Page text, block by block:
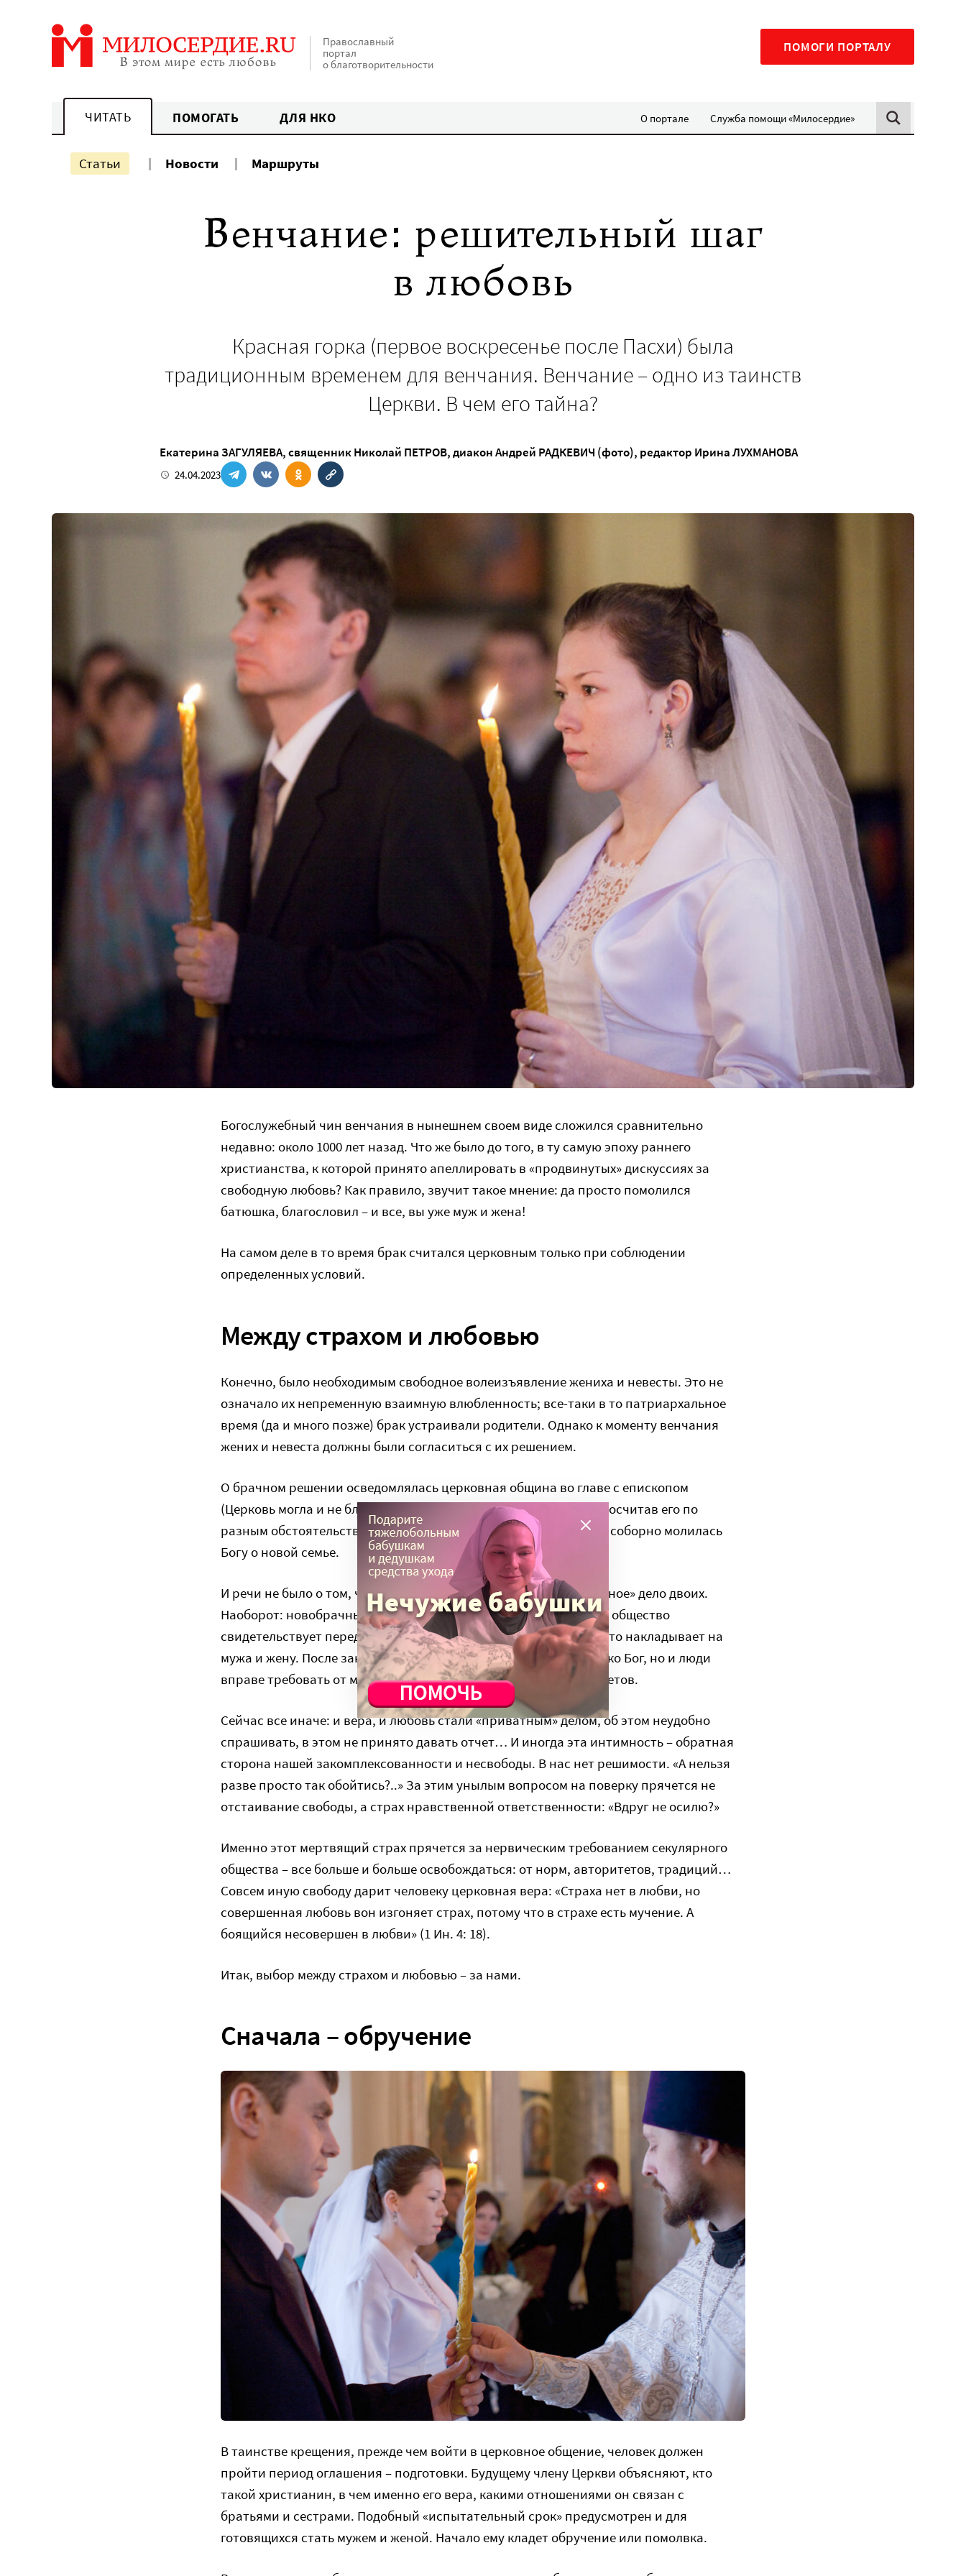
Православный
портал
о благотворительности
ПОМОГИ ПОРТАЛУ
ЧИТАТЬ ПОМОГАТЬ ДЛЯ НКО О портале Служба помощи «Милосердие»
Статьи Новости Маршруты
Венчание: решительный шаг
в любовь
Красная горка (первое воскресенье после Пасхи) была
традиционным временем для венчания. Венчание – одно из таинств
Церкви. В чем его тайна?
Екатерина ЗАГУЛЯЕВА,священник Николай ПЕТРОВ,диакон Андрей РАДКЕВИЧ (фото), редактор Ирина ЛУХМАНОВА
24.04.2023
Богослужебный чин венчания в нынешнем своем виде сложился сравнительно
недавно: около 1000 лет назад. Что же было до того, в ту самую эпоху раннего
христианства, к которой принято апеллировать в «продвинутых» дискуссиях за
свободную любовь? Как правило, звучит такое мнение: да просто помолился
батюшка, благословил – и все, вы уже муж и жена!
На самом деле в то время брак считался церковным только при соблюдении
определенных условий.
Между страхом и любовью
Конечно, было необходимым свободное волеизъявление жениха и невесты. Это не
означало их непременную взаимную влюбленность; все-таки в то патриархальное
время (да и много позже) брак устраивали родители. Однако к моменту венчания
жених и невеста должны были согласиться с их решением.
О брачном решении осведомлялась церковная община во главе с епископом
(Церковь могла и не благословить конкретный брачный союз, посчитав его по
разным обстоятельствам неспасительным); церковная община соборно молилась
Богу о новой семье.
И речи не было о том, что вступление в брак – частное, «приватное» дело двоих.
Наоборот: новобрачные объявляют о своем выборе обществу, а общество
свидетельствует перед Богом о той ответственности, которую это накладывает на
мужа и жену. После заключенного таким образом брака не только Бог, но и люди
вправе требовать от мужа и жены соблюдения принесенных обетов.
Сейчас все иначе: и вера, и любовь стали «приватным» делом, об этом неудобно
спрашивать, в этом не принято давать отчет… И иногда эта интимность – обратная
сторона нашей закомплексованности и несвободы. В нас нет решимости. «А нельзя
разве просто так обойтись?..» За этим унылым вопросом на поверку прячется не
отстаивание свободы, а страх нравственной ответственности: «Вдруг не осилю?»
Именно этот мертвящий страх прячется за нервическим требованием секулярного
общества – все больше и больше освобождаться: от норм, авторитетов, традиций…
Совсем иную свободу дарит человеку церковная вера: «Страха нет в любви, но
совершенная любовь вон изгоняет страх, потому что в страхе есть мучение. А
боящийся несовершен в любви» (1 Ин. 4: 18).
Итак, выбор между страхом и любовью – за нами.
Сначала – обручение
В таинстве крещения, прежде чем войти в церковное общение, человек должен
пройти период оглашения – подготовки. Будущему члену Церкви объясняют, кто
такой христианин, в чем именно его вера, какими отношениями он связан с
братьями и сестрами. Подобный «испытательный срок» предусмотрен и для
готовящихся стать мужем и женой. Начало ему кладет обручение или помолвка.